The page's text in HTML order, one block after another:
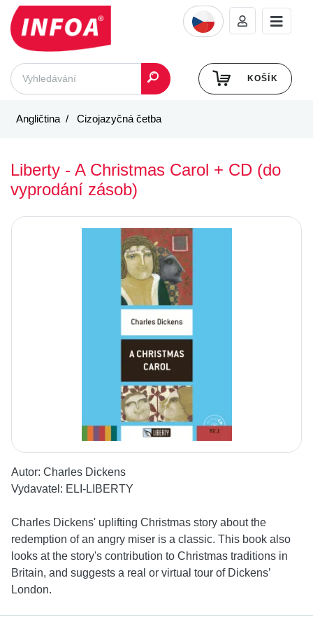
KOŠÍK
Angličtina Cizojazyčná četba
Liberty - A Christmas Carol + CD (do
vyprodání zásob)
Autor: Charles Dickens
Vydavatel: ELI-LIBERTY
Charles Dickens' uplifting Christmas story about the
redemption of an angry miser is a classic. This book also
looks at the story's contribution to Christmas traditions in
Britain, and suggests a real or virtual tour of Dickens’
London.